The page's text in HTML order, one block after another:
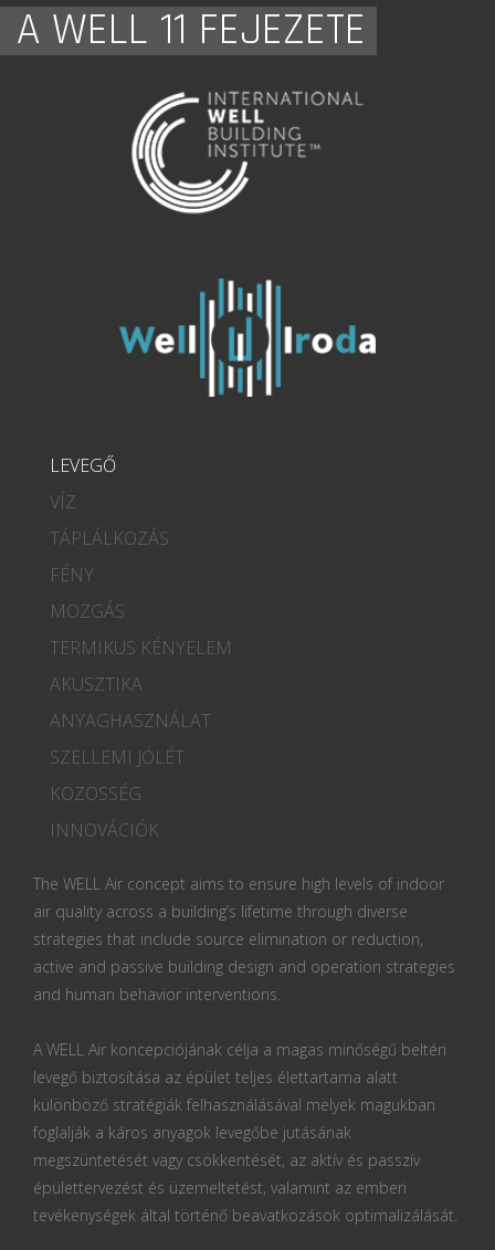
A WELL 11 FEJEZETE
LEVEGŐ
VÍZ
TÁPLÁLKOZÁS
FÉNY
MOZGÁS
TERMIKUS KÉNYELEM
AKUSZTIKA
ANYAGHASZNÁLAT
SZELLEMI JÓLÉT
KÖZÖSSÉG
INNOVÁCIÓK
The WELL Air concept aims to ensure high levels of indoor
air quality across a building’s lifetime through diverse
strategies that include source elimination or reduction,
active and passive building design and operation strategies
and human behavior interventions.
A WELL Air koncepciójának célja a magas minőségű beltéri
levegő biztosítása az épület teljes élettartama alatt
különböző stratégiák felhasználásával melyek magukban
foglalják a káros anyagok levegőbe jutásának
megszüntetését vagy csökkentését, az aktív és passzív
épülettervezést és üzemeltetést, valamint az emberi
tevékenységek által történő beavatkozások optimalizálását.